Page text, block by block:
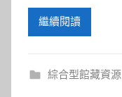
繼續閱讀
綜合型館藏資源,